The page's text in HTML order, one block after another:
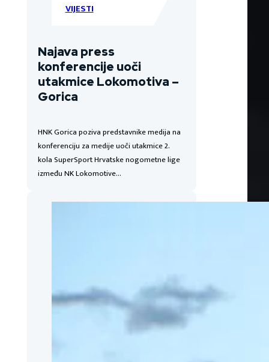
VIJESTI
Najava press
konferencije uoči
utakmice Lokomotiva –
Gorica
HNK Gorica poziva predstavnike medija na
konferenciju za medije uoči utakmice 2.
kola SuperSport Hrvatske nogometne lige
između NK Lokomotive…